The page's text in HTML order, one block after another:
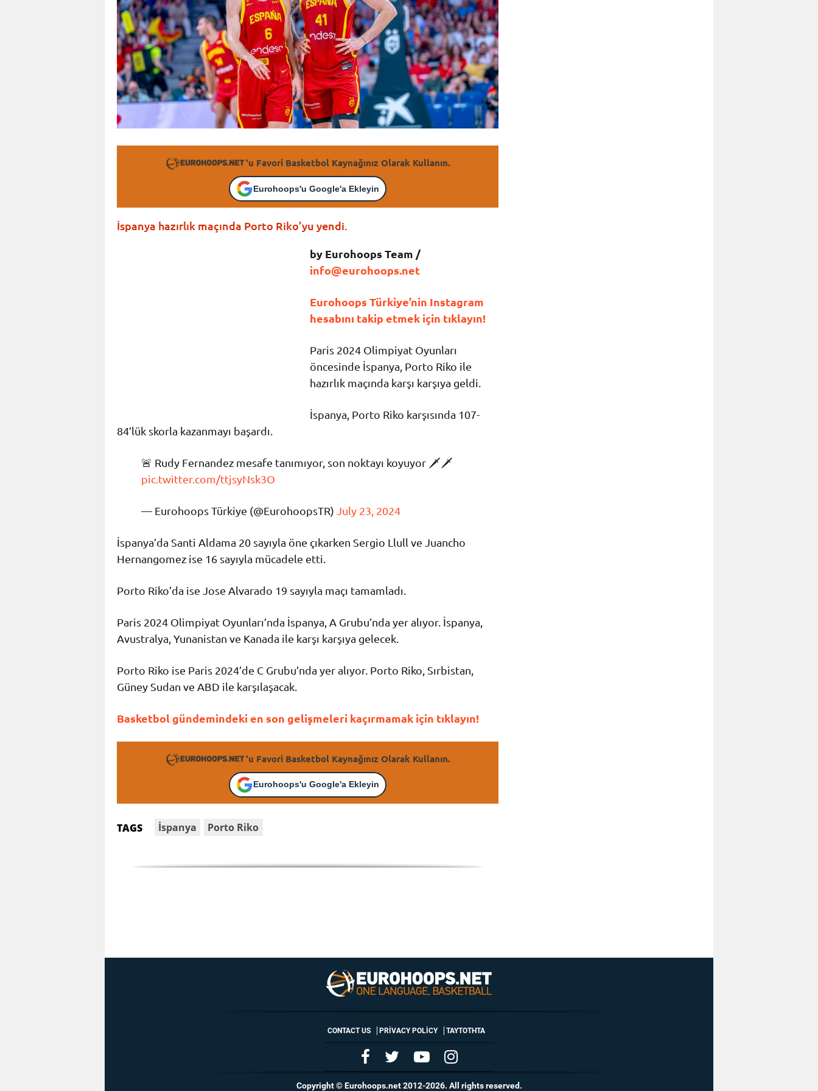
'u Favori Basketbol Kaynağınız Olarak Kullanın.
Eurohoops'u Google'a Ekleyin
İspanya hazırlık maçında Porto Riko’yu yendi.
by Eurohoops Team /
info@eurohoops.net
Eurohoops Türkiye’nin Instagram
hesabını takip etmek için tıklayın!
Paris 2024 Olimpiyat Oyunları
öncesinde İspanya, Porto Riko ile
hazırlık maçında karşı karşıya geldi.
İspanya, Porto Riko karşısında 107-
84’lük skorla kazanmayı başardı.
🚨 Rudy Fernandez mesafe tanımıyor, son noktayı koyuyor 🗡️🗡️
pic.twitter.com/ttjsyNsk3O
— Eurohoops Türkiye (@EurohoopsTR) July 23, 2024
İspanya’da Santi Aldama 20 sayıyla öne çıkarken Sergio Llull ve Juancho
Hernangomez ise 16 sayıyla mücadele etti.
Porto Riko’da ise Jose Alvarado 19 sayıyla maçı tamamladı.
Paris 2024 Olimpiyat Oyunları’nda İspanya, A Grubu’nda yer alıyor. İspanya,
Avustralya, Yunanistan ve Kanada ile karşı karşıya gelecek.
Porto Riko ise Paris 2024’de C Grubu’nda yer alıyor. Porto Riko, Sırbistan,
Güney Sudan ve ABD ile karşılaşacak.
Basketbol gündemindeki en son gelişmeleri kaçırmamak için tıklayın!
'u Favori Basketbol Kaynağınız Olarak Kullanın.
Eurohoops'u Google'a Ekleyin
TAGS İspanya Porto Riko
CONTACT US PRIVACY POLICY ΤΑΥΤΟΤΗΤΑ
Copyright © Eurohoops.net 2012-2026. All rights reserved.